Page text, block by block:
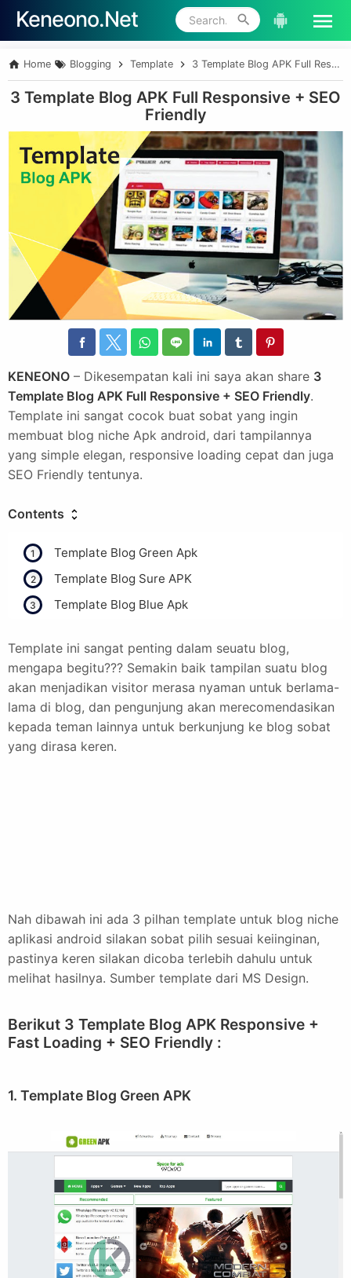
Skip to main content
Keneono.Net
Home Blogging Template 3 Template Blog APK Full Responsive + SEO Friendly
3 Template Blog APK Full Responsive + SEO
Friendly
KENEONO – Dikesempatan kali ini saya akan share 3
Template Blog APK Full Responsive + SEO Friendly.
Template ini sangat cocok buat sobat yang ingin
membuat blog niche Apk android, dari tampilannya
yang simple elegan, responsive loading cepat dan juga
SEO Friendly tentunya.
Contents
Template Blog Green Apk
Template Blog Sure APK
Template Blog Blue Apk
Template ini sangat penting dalam seuatu blog,
mengapa begitu??? Semakin baik tampilan suatu blog
akan menjadikan visitor merasa nyaman untuk berlama-
lama di blog, dan pengunjung akan merecomendasikan
kepada teman lainnya untuk berkunjung ke blog sobat
yang dirasa keren.
Nah dibawah ini ada 3 pilhan template untuk blog niche
aplikasi android silakan sobat pilih sesuai keiinginan,
pastinya keren silakan dicoba terlebih dahulu untuk
melihat hasilnya. Sumber template dari MS Design.
Berikut 3 Template Blog APK Responsive +
Fast Loading + SEO Friendly :
1. Template Blog Green APK